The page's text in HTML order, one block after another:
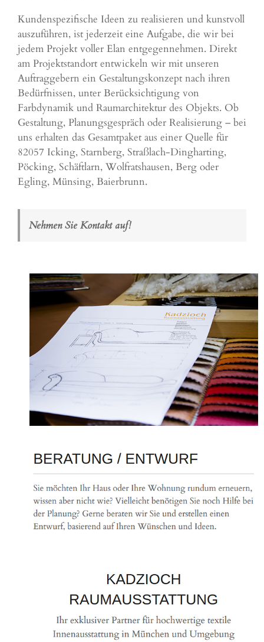
Kundenspezifische Ideen zu realisieren und kunstvoll
auszuführen, ist jederzeit eine Aufgabe, die wir bei
jedem Projekt voller Elan entgegennehmen. Direkt
am Projektstandort entwickeln wir mit unseren
Auftraggebern ein Gestaltungskonzept nach ihren
Bedürfnissen, unter Berücksichtigung von
Farbdynamik und Raumarchitektur des Objekts. Ob
Gestaltung, Planungsgespräch oder Realisierung – bei
uns erhalten das Gesamtpaket aus einer Quelle für
82057 Icking, Starnberg, Straßlach-Dingharting,
Pöcking, Schäftlarn, Wolfratshausen, Berg oder
Egling, Münsing, Baierbrunn.
Nehmen Sie Kontakt auf!